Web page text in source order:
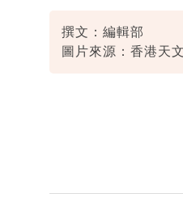
撰文：編輯部
圖片來源：香港天